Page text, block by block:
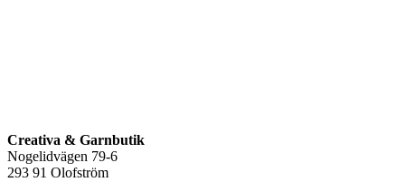
Creativa & Garnbutik
Nogelidvägen 79-6
293 91 Olofström